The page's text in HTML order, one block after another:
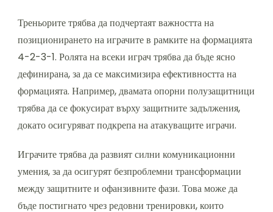
Треньорите трябва да подчертаят важността на
позиционирането на играчите в рамките на формацията
4-2-3-1. Ролята на всеки играч трябва да бъде ясно
дефинирана, за да се максимизира ефективността на
формацията. Например, двамата опорни полузащитници
трябва да се фокусират върху защитните задължения,
докато осигуряват подкрепа на атакуващите играчи.
Играчите трябва да развият силни комуникационни
умения, за да осигурят безпроблемни трансформации
между защитните и офанзивните фази. Това може да
бъде постигнато чрез редовни тренировки, които